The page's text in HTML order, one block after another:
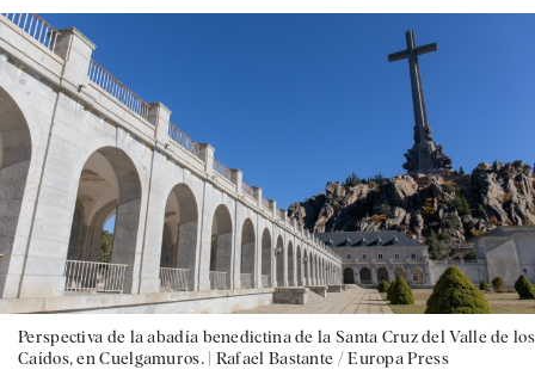
Perspectiva de la abadía benedictina de la Santa Cruz del Valle de los
Caídos, en Cuelgamuros. | Rafael Bastante / Europa Press